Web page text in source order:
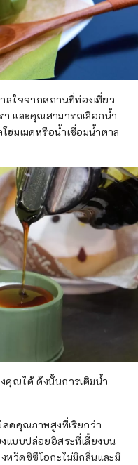
ลใจจากสถานที่ท่องเที่ยว
และคุณสามารถเลือกน้ำ
มเมดหรือน้ำเชื่อมน้ำตาล
คุณได้ ดังนั้นการเติมน้ำ
ดคุณภาพสูงที่เรียกว่า
แบบปล่อยอิสระที่เลี้ยงบน
หวัดชิซึโอกะไม่มีกลิ่นและมี